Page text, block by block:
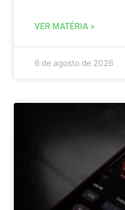
VER MATÉRIA »
6 de agosto de 2026